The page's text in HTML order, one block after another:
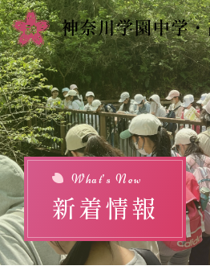
アクセス
入試情報
Top
新着情報
What’s New
新着情報